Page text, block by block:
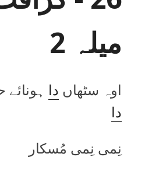
میلہ 2
اوہ سٹھاں دا
دا
نِمی نِمی مُسکار